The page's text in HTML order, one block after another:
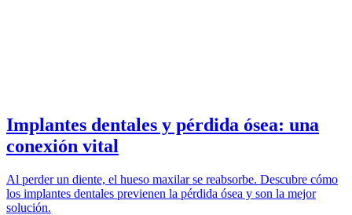
Implantes dentales y pérdida ósea: una
conexión vital
Al perder un diente, el hueso maxilar se reabsorbe. Descubre cómo
los implantes dentales previenen la pérdida ósea y son la mejor
solución.